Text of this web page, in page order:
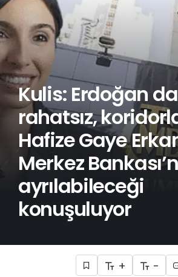
Kulis: Erdoğan da
rahatsız,
Hafize Gaye
Merkez
ayrılabileceği
konuşuluyor
+ -